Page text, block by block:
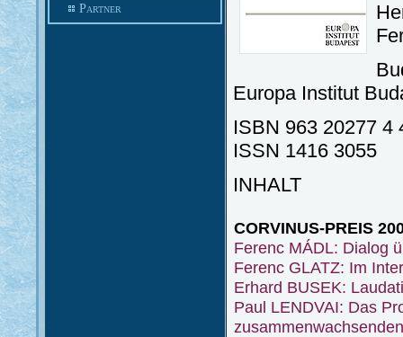
Partner
Europa Institut
ISBN 963 20277 4
ISSN 1416 3055
INHALT
CORVINUS-PREIS
Ferenc MÁDL: Dialog
Ferenc GLATZ: Im
Erhard BUSEK:
Paul LENDVAI: Das